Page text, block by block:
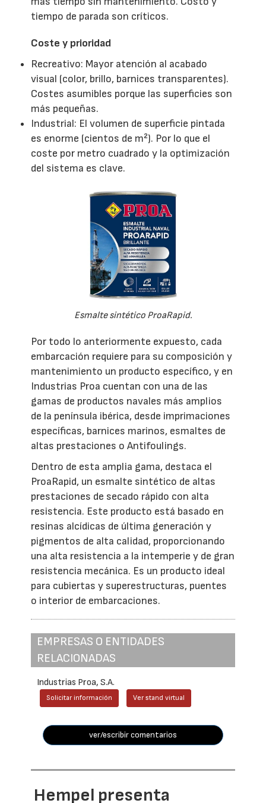
tiempo de parada son críticos.
Coste y prioridad
Recreativo: Mayor atención al acabado
visual (color, brillo, barnices transparentes).
Costes asumibles porque las superficies son
más pequeñas.
Industrial: El volumen de superficie pintada
es enorme (cientos de m²). Por lo que el
coste por metro cuadrado y la optimización
del sistema es clave.
Esmalte sintético ProaRapid.
Por todo lo anteriormente expuesto, cada
embarcación requiere para su composición y
mantenimiento un producto específico, y en
Industrias Proa cuentan con una de las
gamas de productos navales más amplios
de la península ibérica, desde imprimaciones
específicas, barnices marinos, esmaltes de
altas prestaciones o Antifoulings.
Dentro de esta amplia gama, destaca el
ProaRapid, un esmalte sintético de altas
prestaciones de secado rápido con alta
resistencia. Este producto está basado en
resinas alcídicas de última generación y
pigmentos de alta calidad, proporcionando
una alta resistencia a la intemperie y de gran
resistencia mecánica. Es un producto ideal
para cubiertas y superestructuras, puentes
o interior de embarcaciones.
EMPRESAS O ENTIDADES
RELACIONADAS
Industrias Proa, S.A.
Solicitar información Ver stand virtual
ver/escribir comentarios
Hempel presenta